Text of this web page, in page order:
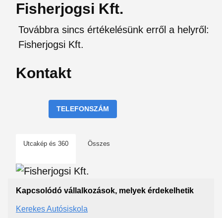
Fisherjogsi Kft.
Továbbra sincs értékelésünk erről a helyről:
Fisherjogsi Kft.
Kontakt
TELEFONSZÁM
Utcakép és 360 Összes
Kapcsolódó vállalkozások, melyek érdekelhetik
Kerekes Autósiskola